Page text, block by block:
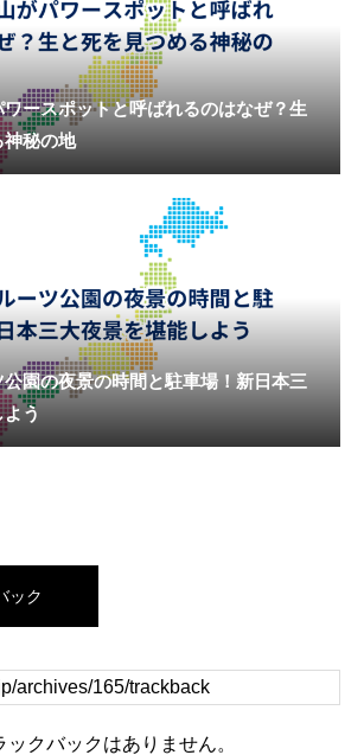
ースポットと呼ばれるのはなぜ？生
神秘の地
園の夜景の時間と駐車場！新日本三
う
ック
クバックはありません。